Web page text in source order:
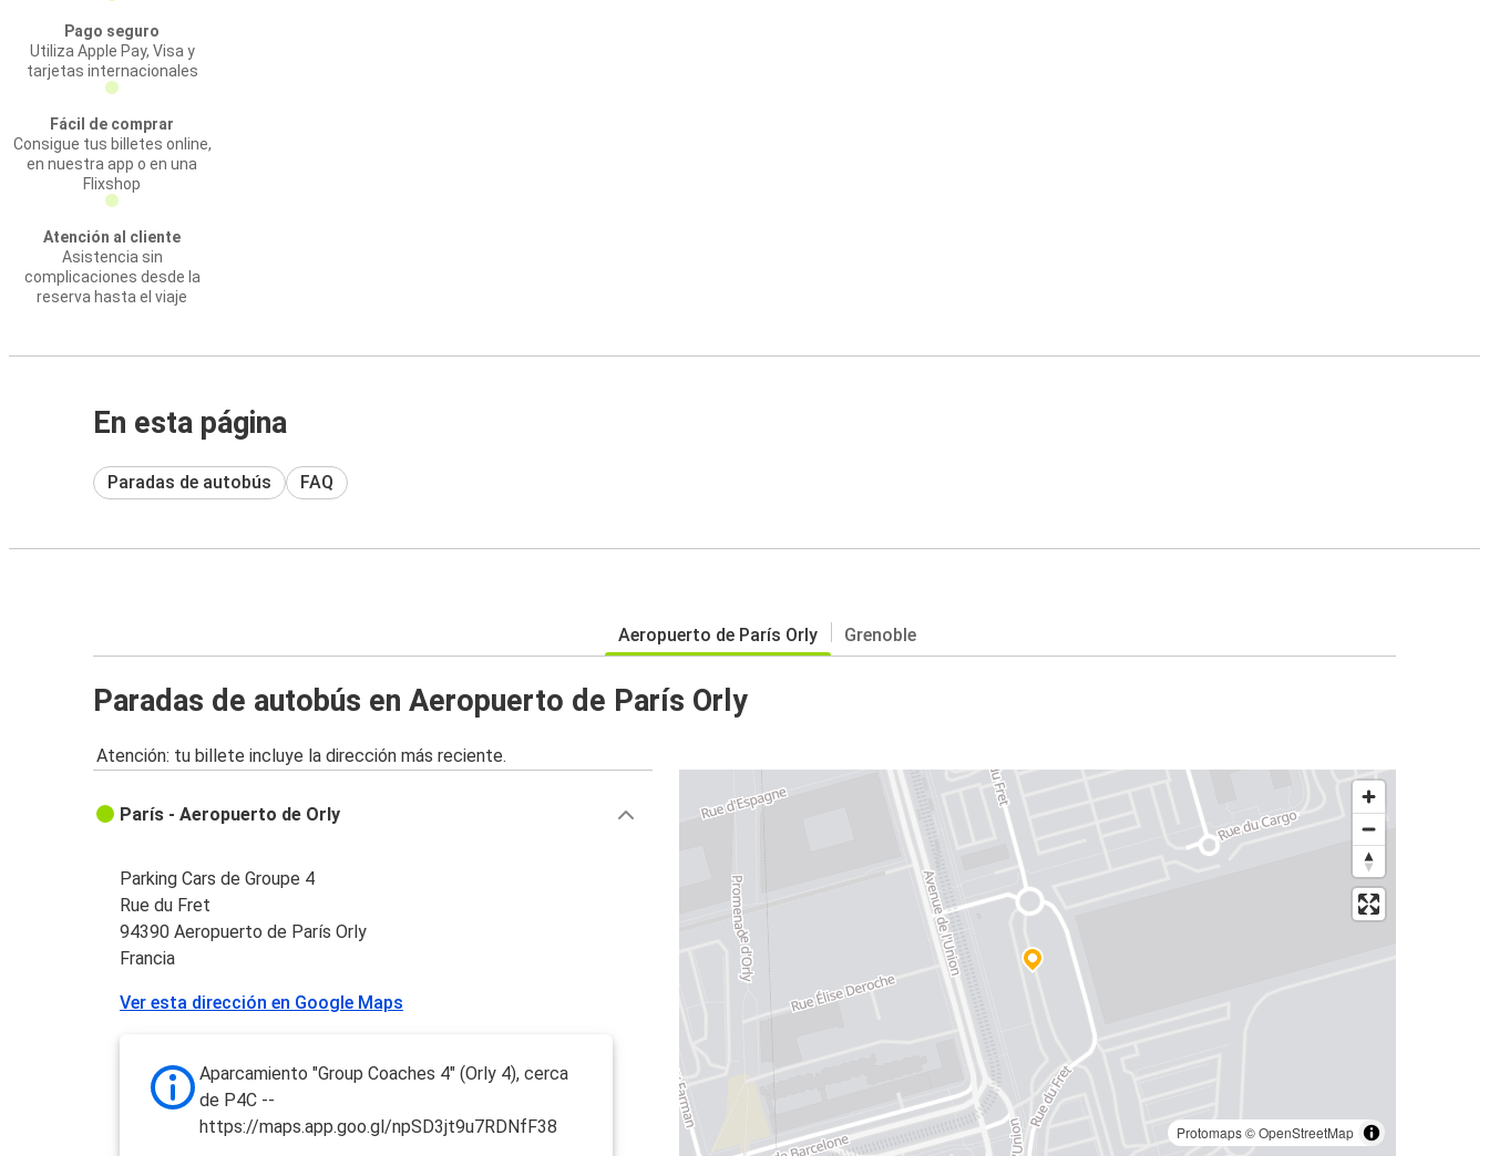
Pago seguro
Utiliza Apple Pay, Visa y
tarjetas internacionales
Fácil de comprar
Consigue tus billetes online,
en nuestra app o en una
Flixshop
Atención al cliente
Asistencia sin
complicaciones desde la
reserva hasta el viaje
En esta página
Paradas de autobús FAQ
Aeropuerto de París Orly Grenoble
Paradas de autobús en Aeropuerto de París Orly
Atención: tu billete incluye la dirección más reciente.
Protomaps©OpenStreetMap
París - Aeropuerto de Orly
Parking Cars de Groupe 4
Rue du Fret
94390 Aeropuerto de París Orly
Francia
Ver esta dirección en Google Maps
Aparcamiento "Group Coaches 4" (Orly 4), cerca
de P4C --
https://maps.app.goo.gl/npSD3jt9u7RDNfF38